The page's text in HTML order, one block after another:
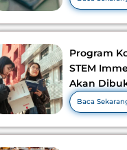
Program
STEM
Akan Dibuka! Yuk
Tahu Info
Baca